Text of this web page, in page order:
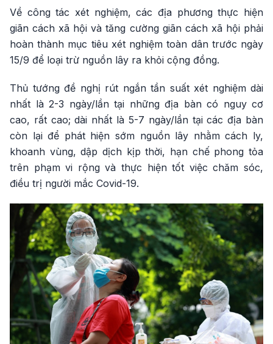
Về công tác xét nghiệm, các địa phương thực hiện
giãn cách xã hội và tăng cường giãn cách xã hội phải
hoàn thành mục tiêu xét nghiệm toàn dân trước ngày
15/9 để loại trừ nguồn lây ra khỏi cộng đồng.
Thủ tướng đề nghị rút ngắn tần suất xét nghiệm dài
nhất là 2-3 ngày/lần tại những địa bàn có nguy cơ
cao, rất cao; dài nhất là 5-7 ngày/lần tại các địa bàn
còn lại để phát hiện sớm nguồn lây nhằm cách ly,
khoanh vùng, dập dịch kịp thời, hạn chế phong tỏa
trên phạm vi rộng và thực hiện tốt việc chăm sóc,
điều trị người mắc Covid-19.